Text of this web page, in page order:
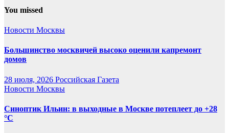
You missed
Новости Москвы
Большинство москвичей высоко оценили капремонт
домов
28 июля, 2026 Российская Газета
Новости Москвы
Синоптик Ильин: в выходные в Москве потеплеет до +28
°C